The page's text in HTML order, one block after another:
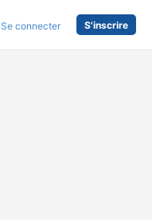
Se connecter S'inscrire